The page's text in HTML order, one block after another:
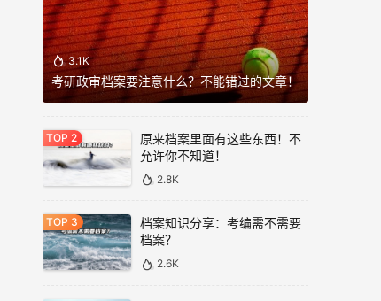
3.1K
考研政审档案要注意什么？不能错过的文章！
原来档案里面有这些东西！不
允许你不知道！
2.8K
档案知识分享：考编需不需要
档案？
2.6K